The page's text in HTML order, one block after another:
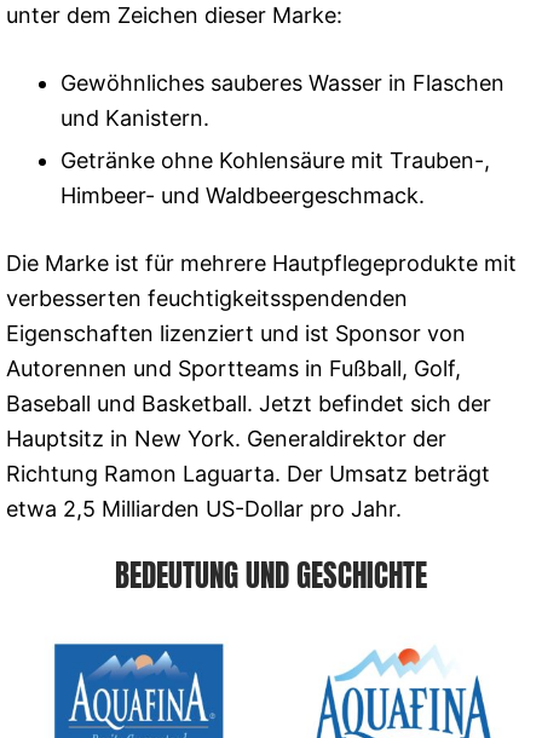
unter dem Zeichen dieser Marke:
Gewöhnliches sauberes Wasser in Flaschen
und Kanistern.
Getränke ohne Kohlensäure mit Trauben-,
Himbeer- und Waldbeergeschmack.
Die Marke ist für mehrere Hautpflegeprodukte mit
verbesserten feuchtigkeitsspendenden
Eigenschaften lizenziert und ist Sponsor von
Autorennen und Sportteams in Fußball, Golf,
Baseball und Basketball. Jetzt befindet sich der
Hauptsitz in New York. Generaldirektor der
Richtung Ramon Laguarta. Der Umsatz beträgt
etwa 2,5 Milliarden US-Dollar pro Jahr.
BEDEUTUNG UND GESCHICHTE